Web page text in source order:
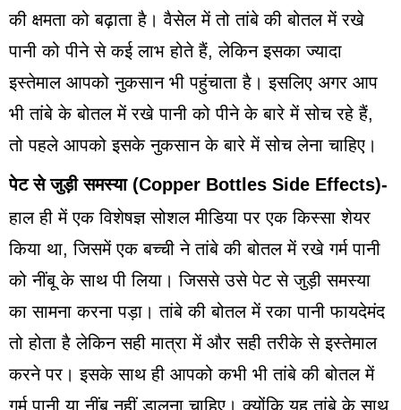
की क्षमता को बढ़ाता है। वैसेल में तो तांबे की बोतल में रखे
पानी को पीने से कई लाभ होते हैं, लेकिन इसका ज्यादा
इस्तेमाल आपको नुकसान भी पहुंचाता है। इसलिए अगर आप
भी तांबे के बोतल में रखे पानी को पीने के बारे में सोच रहे हैं,
तो पहले आपको इसके नुकसान के बारे में सोच लेना चाहिए।
पेट से जुड़ी समस्या(Copper Bottles Side Effects)-
हाल ही में एक विशेषज्ञ सोशल मीडिया पर एक किस्सा शेयर
किया था, जिसमें एक बच्ची ने तांबे की बोतल में रखे गर्म पानी
को नींबू के साथ पी लिया। जिससे उसे पेट से जुड़ी समस्या
का सामना करना पड़ा। तांबे की बोतल में रका पानी फायदेमंद
तो होता है लेकिन सही मात्रा में और सही तरीके से इस्तेमाल
करने पर। इसके साथ ही आपको कभी भी तांबे की बोतल में
गर्म पानी या नींबू नहीं डालना चाहिए। क्योंकि यह तांबे के साथ